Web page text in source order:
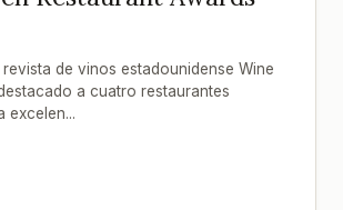
revista de vinos estadounidense Wine
a cuatro restaurantes
excelen...